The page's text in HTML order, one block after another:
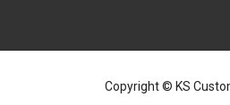
Copyright © KS